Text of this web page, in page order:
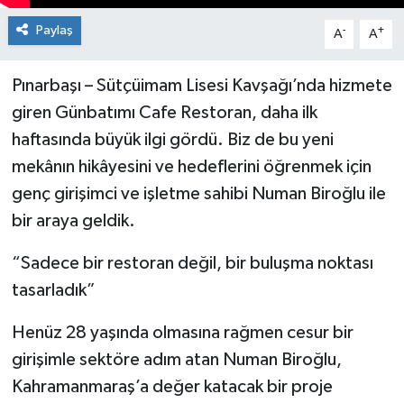
Paylaş A- A+
Pınarbaşı – Sütçüimam Lisesi Kavşağı’nda hizmete
giren Günbatımı Cafe Restoran, daha ilk
haftasında büyük ilgi gördü. Biz de bu yeni
mekânın hikâyesini ve hedeflerini öğrenmek için
genç girişimci ve işletme sahibi Numan Biroğlu ile
bir araya geldik.
“Sadece bir restoran değil, bir buluşma noktası
tasarladık”
Henüz 28 yaşında olmasına rağmen cesur bir
girişimle sektöre adım atan Numan Biroğlu,
Kahramanmaraş’a değer katacak bir proje